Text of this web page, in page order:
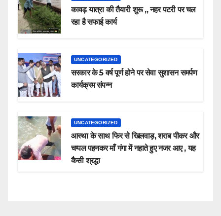
कावड़ यात्रा की तैयारी शुरू ,, नहर पटरी पर चल
रहा है सफाई कार्य
UNCATEGORIZED
सरकार के 5 वर्ष पूर्ण होने पर सेवा सुशासन समर्पण
कार्यक्रम संपन्न
UNCATEGORIZED
आस्था के साथ फिर से खिलवाड़, शराब पीकर और
चप्पल पहनकर माँ गंगा में नहाते हुए नजर आए , यह
कैसी श्रद्धा